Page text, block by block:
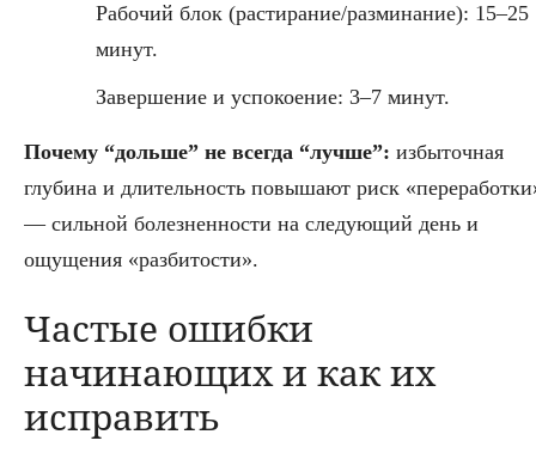
Рабочий блок (растирание/разминание): 15–25
минут.
Завершение и успокоение: 3–7 минут.
Почему “дольше” не всегда “лучше”: избыточная
глубина и длительность повышают риск
— сильной болезненности на следующий день и
ощущения «разбитости».
Частые ошибки
начинающих и как их
исправить